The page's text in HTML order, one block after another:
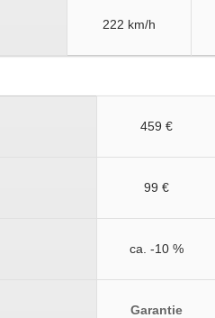
222 km/h
459 €
99 €
ca. -10 %
Garantie